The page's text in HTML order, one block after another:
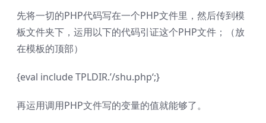
先将一切的PHP代码写在一个PHP文件里，然后传到模
板文件夹下，运用以下的代码引证这个PHP文件；（放
在模板的顶部）
{eval include TPLDIR.’/shu.php‘;}
再运用调用PHP文件写的变量的值就能够了。